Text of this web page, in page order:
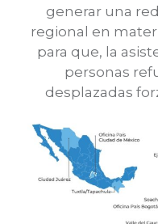
generar una
regional en
para que, la
personas
desplazadas